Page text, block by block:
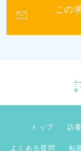
この
トップ 訪
よくある質問 転